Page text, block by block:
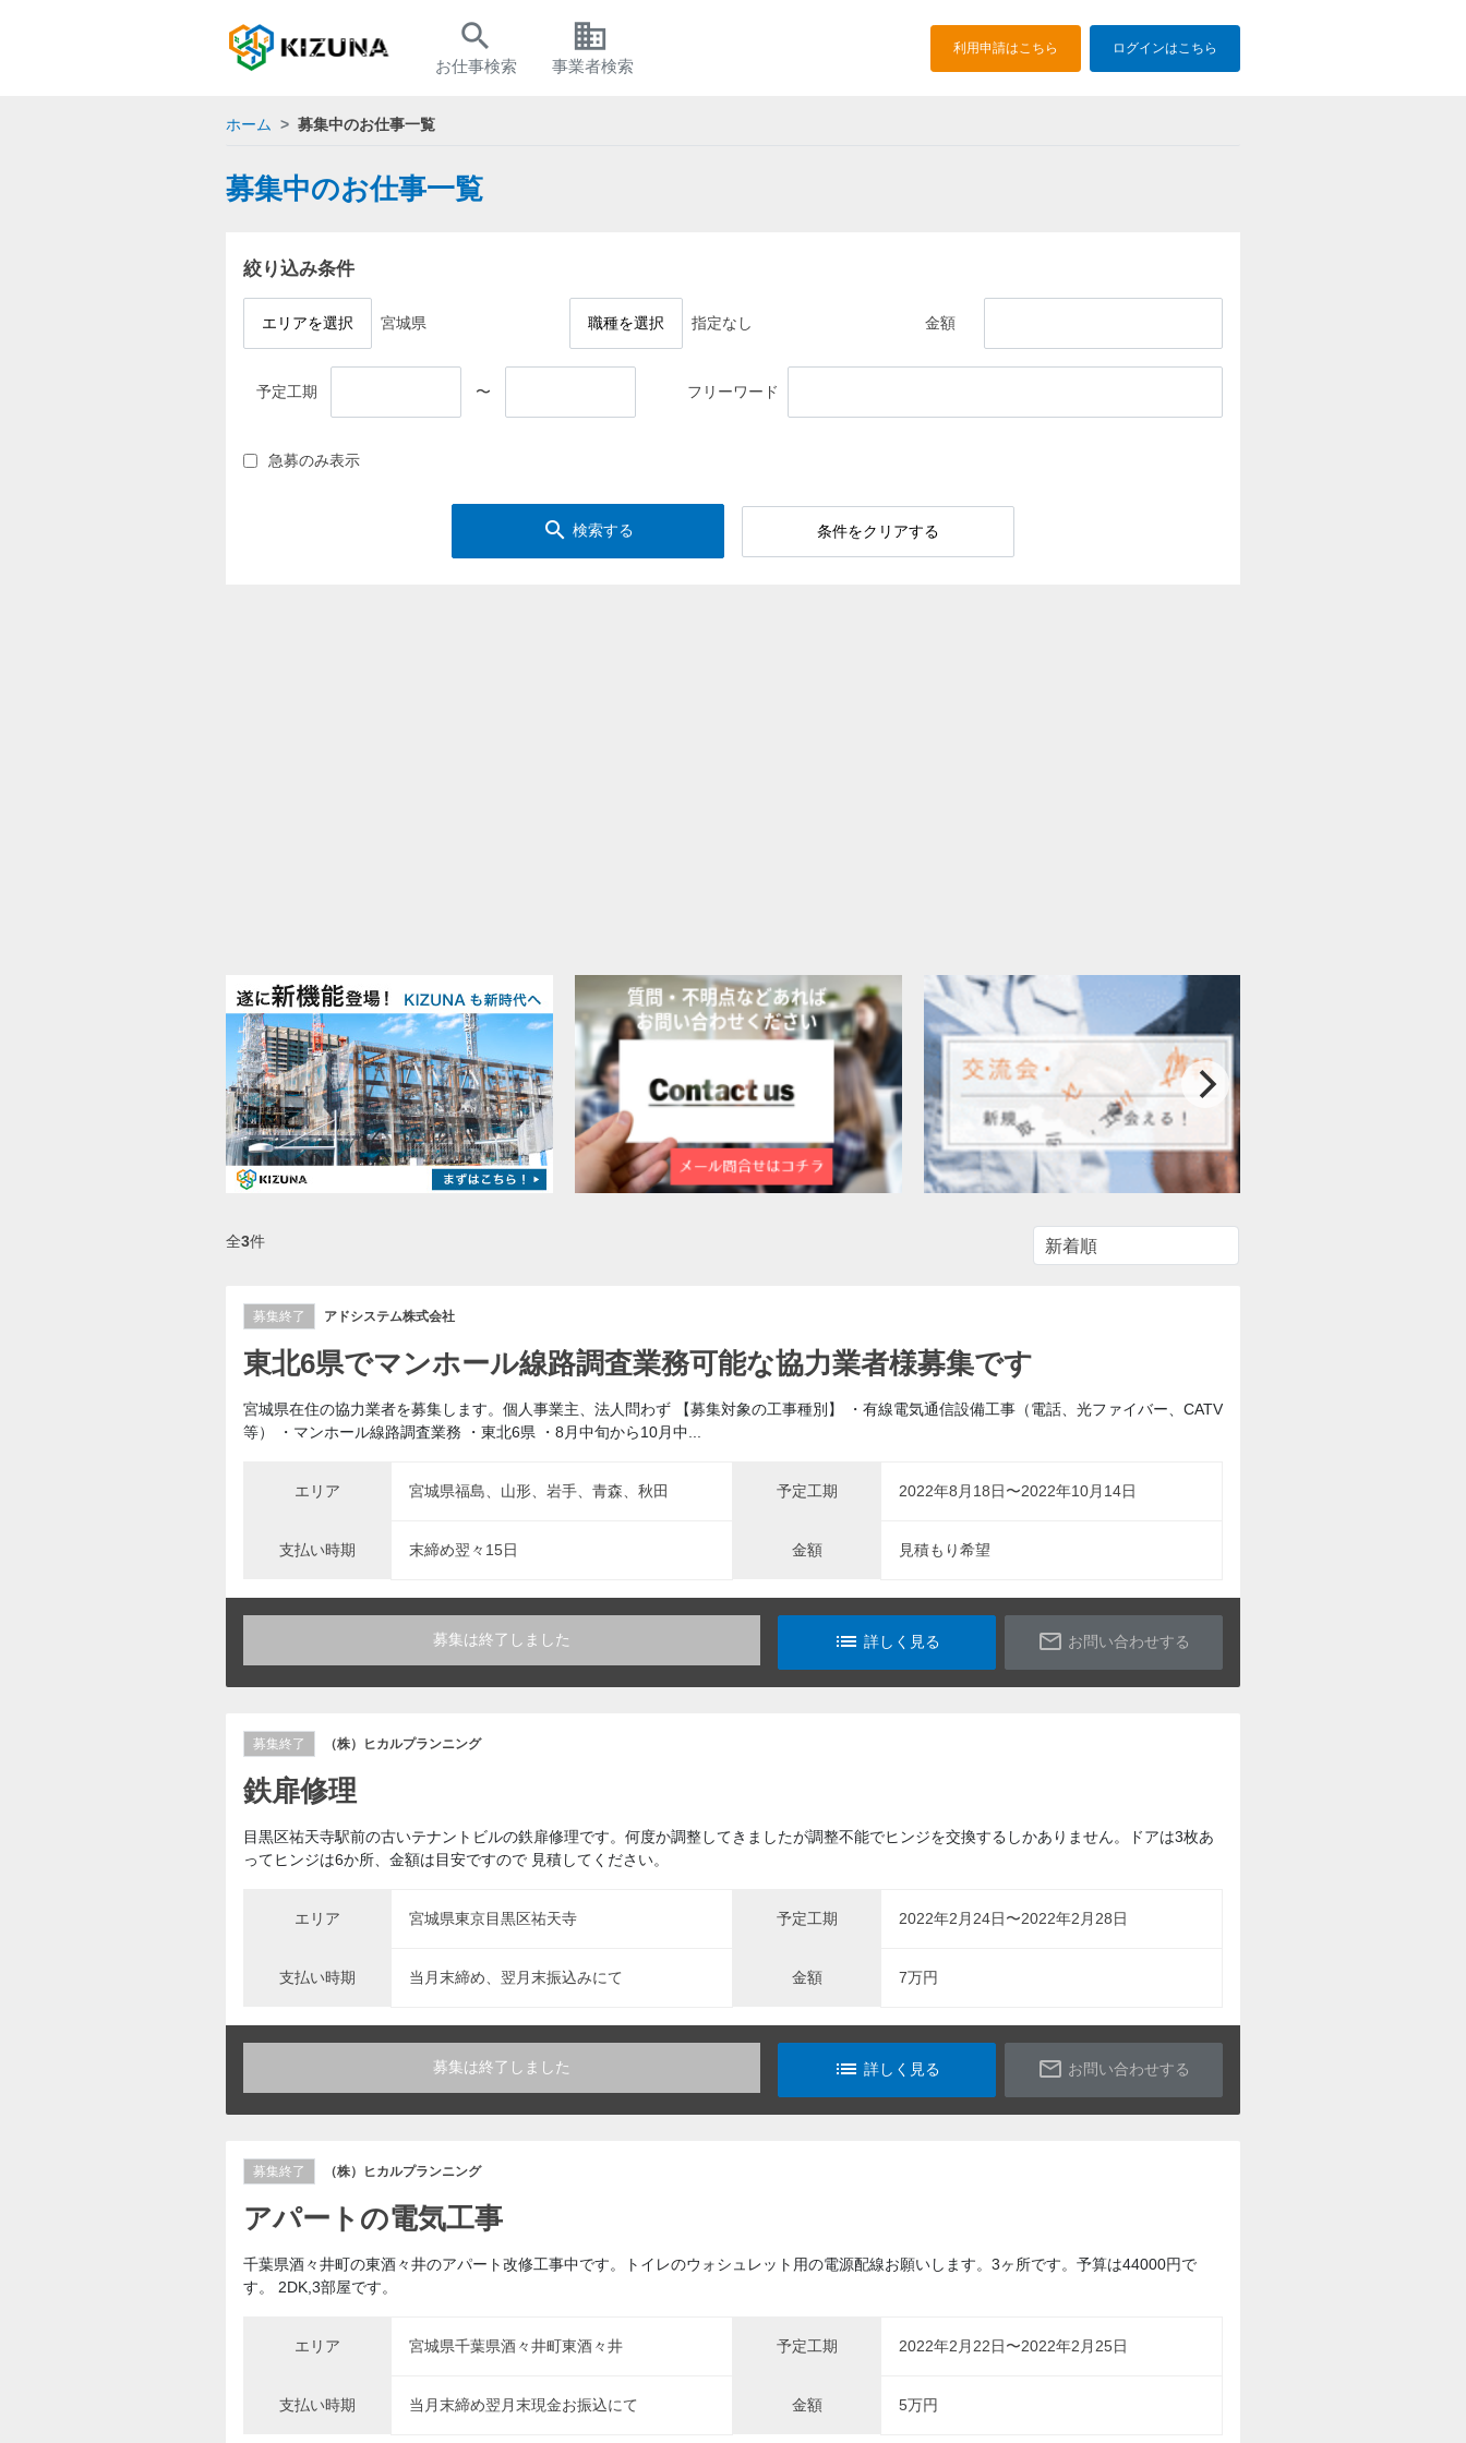
search
お仕事検索
business
事業者検索
利用申請はこちら ログインはこちら
ホーム 募集中のお仕事一覧
募集中のお仕事一覧
絞り込み条件
エリアを選択 宮城県 職種を選択 指定なし 金額
予定工期 〜 フリーワード
急募のみ表示
search 検索する 条件をクリアする
全3件
募集終了 アドシステム株式会社
東北6県でマンホール線路調査業務可能な協力業者様募集です
宮城県在住の協力業者を募集します。個人事業主、法人問わず 【募集対象の工事種別】 ・有線電気通信設備工事（電話、光ファイバー、CATV
等） ・マンホール線路調査業務 ・東北6県 ・8月中旬から10月中...
エリア 宮城県福島、山形、岩手、青森、秋田 予定工期 2022年8月18日〜2022年10月14日
支払い時期 末締め翌々15日 金額 見積もり希望
募集は終了しました list_alt
詳しく見る mail_outline お問い合わせする
募集終了 （株）ヒカルプランニング
鉄扉修理
目黒区祐天寺駅前の古いテナントビルの鉄扉修理です。何度か調整してきましたが調整不能でヒンジを交換するしかありません。ドアは3枚あ
ってヒンジは6か所、金額は目安ですので 見積してください。
エリア 宮城県東京目黒区祐天寺 予定工期 2022年2月24日〜2022年2月28日
支払い時期 当月末締め、翌月末振込みにて 金額 7万円
募集は終了しました list_alt
詳しく見る mail_outline お問い合わせする
募集終了 （株）ヒカルプランニング
アパートの電気工事
千葉県酒々井町の東酒々井のアパート改修工事中です。トイレのウォシュレット用の電源配線お願いします。3ヶ所です。予算は44000円で
す。 2DK,3部屋です。
エリア 宮城県千葉県酒々井町東酒々井 予定工期 2022年2月22日〜2022年2月25日
支払い時期 当月末締め翌月末現金お振込にて 金額 5万円